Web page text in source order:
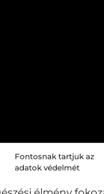
Fontosnak tartjuk az
adatok védelmét